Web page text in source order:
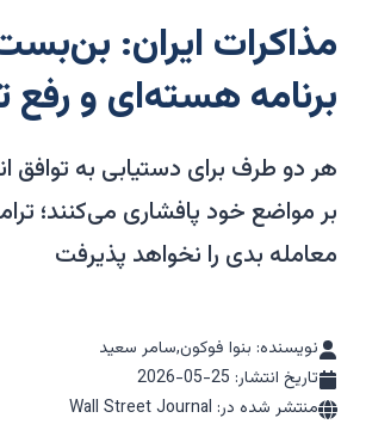
مذاکرات ایران:
برنامه هسته‌ای و رفع
هر دو طرف برای دستیابی به توافق
بر مواضع خود پافشاری می‌کنند؛
معامله بدی را نخواهد پذیرفت
نویسنده: بنوا فوکون,سامر سعید
تاریخ انتشار: 2026-05-25
منتشر شده در: Wall Street Journal